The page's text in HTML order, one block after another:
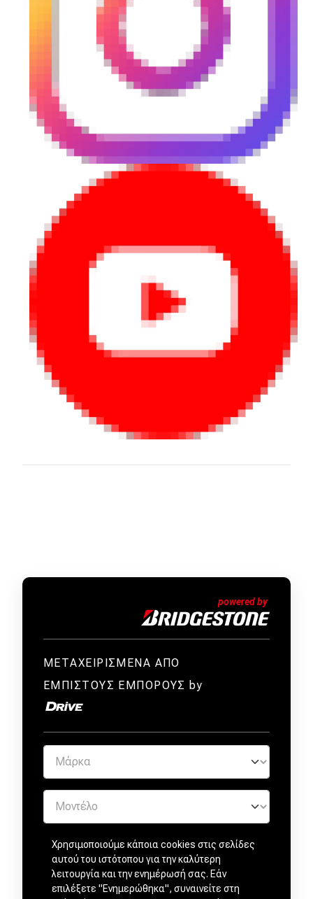
ΜΕΤΑΧΕΙΡΙΣΜΕΝΑ ΑΠΟ
ΕΜΠΙΣΤΟΥΣ ΕΜΠΟΡΟΥΣ by
Χρησιμοποιούμε κάποια cookies στις σελίδες
αυτού του ιστότοπου για την καλύτερη
λειτουργία και την ενημέρωσή σας. Εάν
επιλέξετε "Ενημερώθηκα", συναινείτε στη